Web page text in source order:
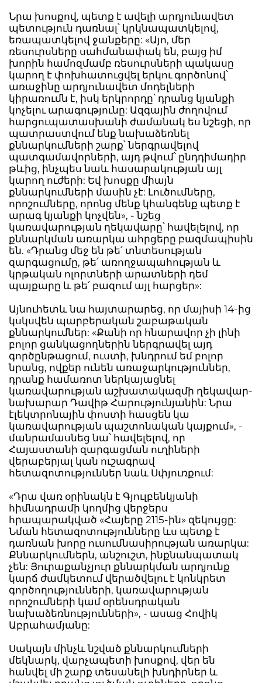
Նրա խոսքով, պետք է ավելի արդյունավետ
պետություն դառնալ՝ կրկնապատկելով,
եռապատկելով ջանքերը: «Այո, մեր
ռեսուրսները սահմանափակ են, բայց իմ
խորին համոզմամբ ռեսուրսների պակասը
կարող է փոխհատուցվել երկու գործոնով՝
առաջինը արդյունավետ մոդելների
կիրառումն է, իսկ երկրորդը՝ դրանց կյանքի
կոչելու արագությունը: Ազգային ժողովում
հարցուպատասխանի ժամանակ ես նշեցի, որ
պատրաստվում ենք նախաձեռնել
քննարկումների շարք՝ ներգրավելով
պատգամավորների, այդ թվում՝ ընդդիմադիր
թևից, ինչպես նաև հասարակության այլ
կարող ուժերի: Եվ խոսքը միայն
քննարկումների մասին չէ: Լուծումները,
որոշումները, որոնց մենք կհանգենք պետք է
արագ կյանքի կոչվեն», - նշեց
կառավարության ղեկավարը՝ հավելելով, որ
քննարկման առարկա ահրցերը բազմապիսին
են. «Դրանց մեջ են թե՛ տնտեսության
զարգացումը, թե՛ առողջապահության և
կրթական ոլորտների արատների դեմ
պայքարը և թե՛ բազում այլ հարցեր»:
Այնուհետև նա հայտարարեց, որ մայիսի 14-ից
կսկսվեն պարբերական շաբաթական
քննարկումներ: «Քանի որ հնարավոր չի լինի
բոլոր ցանկացողներին ներգրավել այդ
գործընթացում, ուստի, խնդրում եմ բոլոր
նրանց, ովքեր ունեն առաջարկություններ,
դրանք համառոտ ներկայացնել
կառավարության աշխատակազմի ղեկավար-
նախարար Դավիթ Հարությունյանին: Նրա
էլեկտրոնային փոստի հասցեն կա
կառավարության պաշտոնական կայքում», -
մանրամասնեց նա՝ հավելելով, որ
Հայաստանի զարգացման ուղիների
վերաբերյալ կան ուշագրավ
հետազոտություններ նաև Սփյուռքում:
«Դրա վառ օրինակն է Գյուլբենկյանի
հիմնադրամի կողմից վերջերս
հրապարակված «Հայերը 2115-ին» զեկույցը:
Նման հետազոտությունները ևս պետք է
դառնան խորը ուսումնասիրության առարկա:
Քննարկումներն, անշուշտ, ինքնանպատակ
չեն: Յուրաքանչյուր քննարկման արդյունք
կարճ ժամկետում վերածվելու է կոնկրետ
գործողությունների, կառավարության
որոշումների կամ օրենսդրական
նախաձեռնությունների», - ասաց Հովիկ
Աբրահամյանը:
Սակայն մինչև նշված քննարկումների
մեկնարկ, վարչապետի խոսքով, վեր են
հանվել մի շարք տեսանելի խնդիրներ և